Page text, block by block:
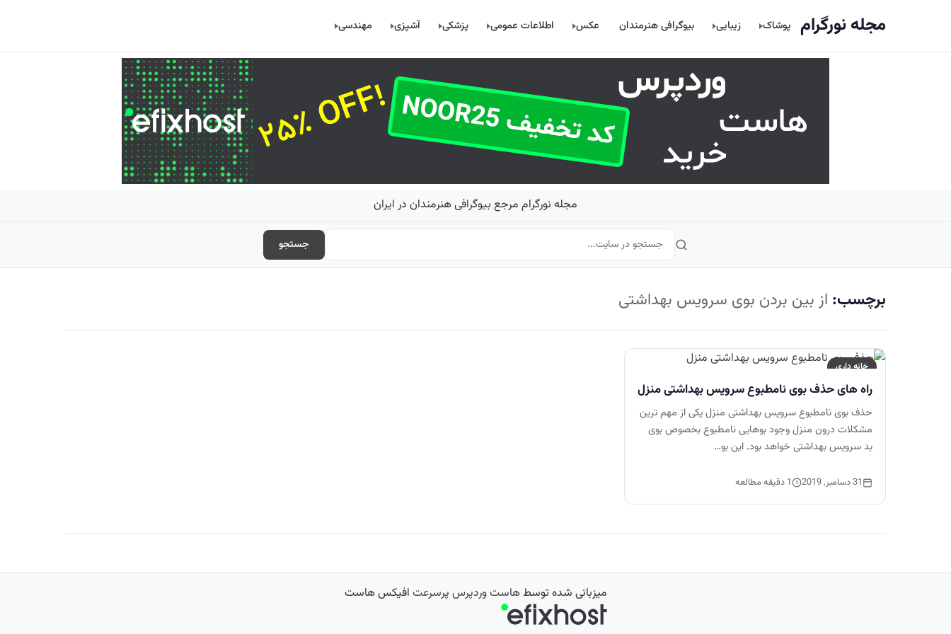
مجله نورگرام پوشاک زیبایی بیوگرافی هنرمندان عکس اطلاعات عمومی پزشکی آشپزی مهندسی
مجله نورگرام مرجع بیوگرافی هنرمندان در ایران
جستجو
برچسب: از بین بردن بوی سرویس بهداشتی
خانه داری
راه های حذف بوی نامطبوع سرویس بهداشتی منزل
حذف بوی نامطبوع سرویس بهداشتی منزل یکی از مهم ترین
مشکلات درون منزل وجود بوهایی نامطبوع بخصوص بوی
بد سرویس بهداشتی خواهد بود. این بو…
31 دسامبر, 2019 1 دقیقه مطالعه
میزبانی شده توسطهاست وردپرس پرسرعت افیکس هاست